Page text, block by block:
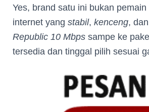
Yes, brand satu ini bukan
internet yang stabil, kenceng, dan
Republic 10 Mbps sampe ke
tersedia dan tinggal pilih sesuai